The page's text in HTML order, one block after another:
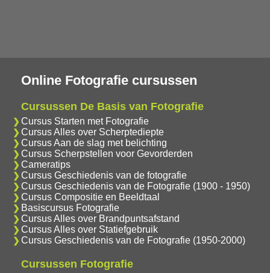
Online Fotografie cursussen
Cursussen De Basis van Fotografie
Cursus Starten met Fotografie
Cursus Alles over Scherptediepte
Cursus Aan de slag met belichting
Cursus Scherpstellen voor Gevorderden
Cameratips
Cursus Geschiedenis van de fotografie
Cursus Geschiedenis van de Fotografie (1900 - 1950)
Cursus Compositie en Beeldtaal
Basiscursus Fotografie
Cursus Alles over Brandpuntsafstand
Cursus Alles over Statiefgebruik
Cursus Geschiedenis van de Fotografie (1950-2000)
Cursussen Fotografie